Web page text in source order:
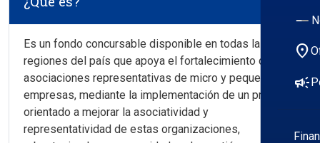
location_on
campaign
Es un fondo concursable disponible en todas las
regiones del país que apoya el fortalecimiento de
asociaciones representativas de micro y pequeñas
empresas, mediante la implementación de un proyecto
orientado a mejorar la asociatividad y
representatividad de estas organizaciones,